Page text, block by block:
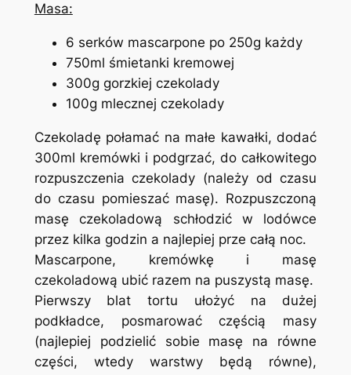
Masa:
6 serków mascarpone po 250g każdy
750ml śmietanki kremowej
300g gorzkiej czekolady
100g mlecznej czekolady
Czekoladę połamać na małe kawałki, dodać
300ml kremówki i podgrzać, do całkowitego
rozpuszczenia czekolady (należy od czasu
do czasu pomieszać masę). Rozpuszczoną
masę czekoladową schłodzić w lodówce
przez kilka godzin a najlepiej prze całą noc.
Mascarpone, kremówkę i masę
czekoladową ubić razem na puszystą masę.
Pierwszy blat tortu ułożyć na dużej
podkładce, posmarować częścią masy
(najlepiej podzielić sobie masę na równe
części, wtedy warstwy będą równe),